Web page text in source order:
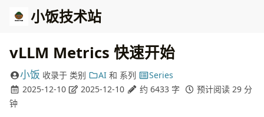
小饭技术站
vLLM Metrics 快速开始
小饭 收录于 类别 AI 和 系列
Series
2025-12-10
2025-12-10 约 6433 字
预计阅读 29 分
钟